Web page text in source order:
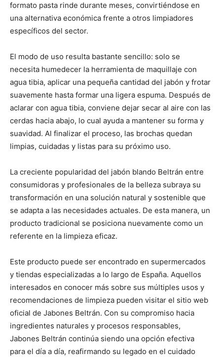
formato pasta rinde durante meses, convirtiéndose en
una alternativa económica frente a otros limpiadores
específicos del sector.
El modo de uso resulta bastante sencillo: solo se
necesita humedecer la herramienta de maquillaje con
agua tibia, aplicar una pequeña cantidad del jabón y frotar
suavemente hasta formar una ligera espuma. Después de
aclarar con agua tibia, conviene dejar secar al aire con las
cerdas hacia abajo, lo cual ayuda a mantener su forma y
suavidad. Al finalizar el proceso, las brochas quedan
limpias, cuidadas y listas para su próximo uso.
La creciente popularidad del jabón blando Beltrán entre
consumidoras y profesionales de la belleza subraya su
transformación en una solución natural y sostenible que
se adapta a las necesidades actuales. De esta manera, un
producto tradicional se posiciona nuevamente como un
referente en la limpieza eficaz.
Este producto puede ser encontrado en supermercados
y tiendas especializadas a lo largo de España. Aquellos
interesados en conocer más sobre sus múltiples usos y
recomendaciones de limpieza pueden visitar el sitio web
oficial de Jabones Beltrán. Con su compromiso hacia
ingredientes naturales y procesos responsables,
Jabones Beltrán continúa siendo una opción efectiva
para el día a día, reafirmando su legado en el cuidado